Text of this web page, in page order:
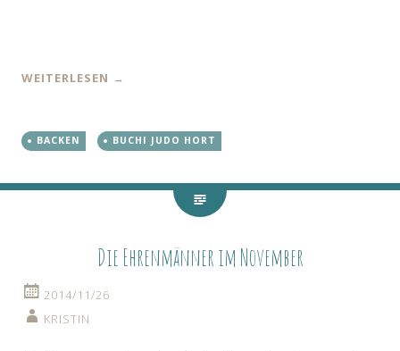
WEITERLESEN →
BACKEN BUCHI JUDO HORT
Die Ehrenmänner im November
2014/11/26
KRISTIN